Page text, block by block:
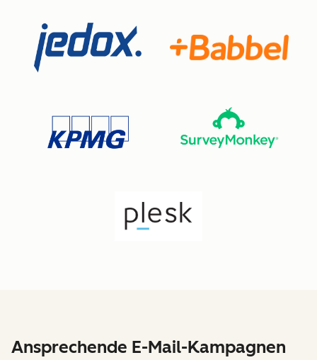
Ansprechende E-Mail-Kampagnen